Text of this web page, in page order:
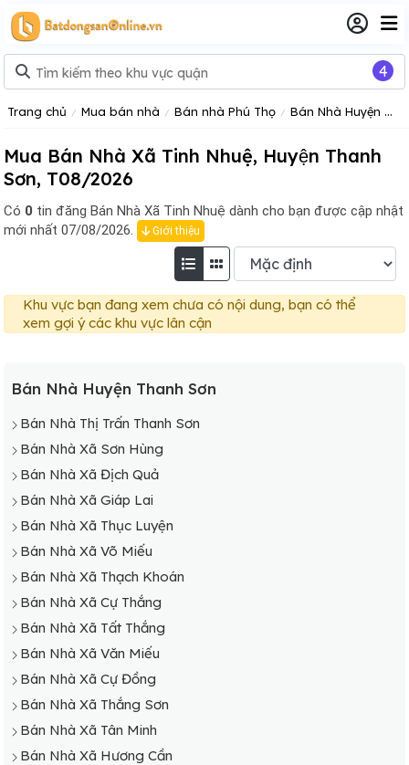
Trang chủ Mua bán nhà Bán nhà Phú Thọ Bán Nhà Huyện Thanh Sơn
Mua Bán Nhà Xã Tinh Nhuệ, Huyện Thanh
Sơn, T08/2026
Có 0 tin đăng Bán Nhà Xã Tinh Nhuệ dành cho bạn được cập nhật
mới nhất 07/08/2026.
Giới thiệu
Khu vực bạn đang xem chưa có nội dung, bạn có thể
xem gợi ý các khu vực lân cận
Bán Nhà Huyện Thanh Sơn
Bán Nhà Thị Trấn Thanh Sơn
Bán Nhà Xã Sơn Hùng
Bán Nhà Xã Địch Quả
Bán Nhà Xã Giáp Lai
Bán Nhà Xã Thục Luyện
Bán Nhà Xã Võ Miếu
Bán Nhà Xã Thạch Khoán
Bán Nhà Xã Cự Thắng
Bán Nhà Xã Tất Thắng
Bán Nhà Xã Văn Miếu
Bán Nhà Xã Cự Đồng
Bán Nhà Xã Thắng Sơn
Bán Nhà Xã Tân Minh
Bán Nhà Xã Hương Cần
4